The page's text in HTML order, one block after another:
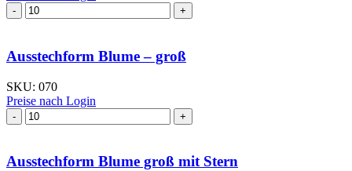
Ausstechform
Blume
mit
großem
Menge
Ausstechform Blume – groß
SKU: 070
Preise nach Login
Ausstechform Blume
–
Menge
Ausstechform Blume groß mit Stern